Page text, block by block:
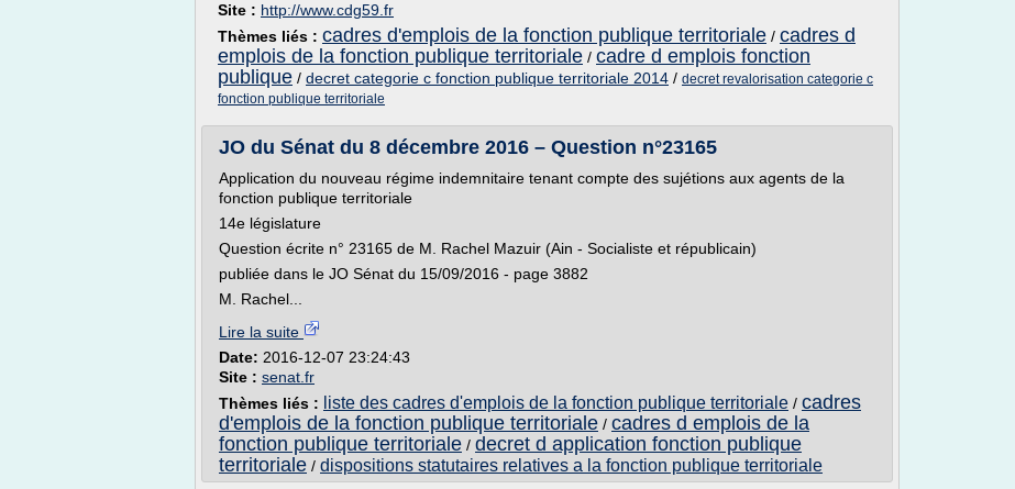
Site : http://www.cdg59.fr
Thèmes liés : cadres d'emplois de la fonction publique territoriale / cadres d
emplois de la fonction publique territoriale / cadre d emplois fonction
publique / decret categorie c fonction publique territoriale 2014 / decret revalorisation categorie c
fonction publique territoriale
JO du Sénat du 8 décembre 2016 – Question n°23165
Application du nouveau régime indemnitaire tenant compte des sujétions aux agents de la
fonction publique territoriale
14e législature
Question écrite n° 23165 de M. Rachel Mazuir (Ain - Socialiste et républicain)
publiée dans le JO Sénat du 15/09/2016 - page 3882
M. Rachel...
Lire la suite
Date: 2016-12-07 23:24:43
Site : senat.fr
Thèmes liés :
liste des cadres d'emplois de la fonction publique territoriale / cadres
d'emplois de la fonction publique territoriale / cadres d emplois de la
fonction publique territoriale / decret d application fonction publique
territoriale / dispositions statutaires relatives a la fonction publique territoriale